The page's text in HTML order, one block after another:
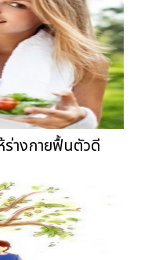
ร่างกายฟื้นตัวดี